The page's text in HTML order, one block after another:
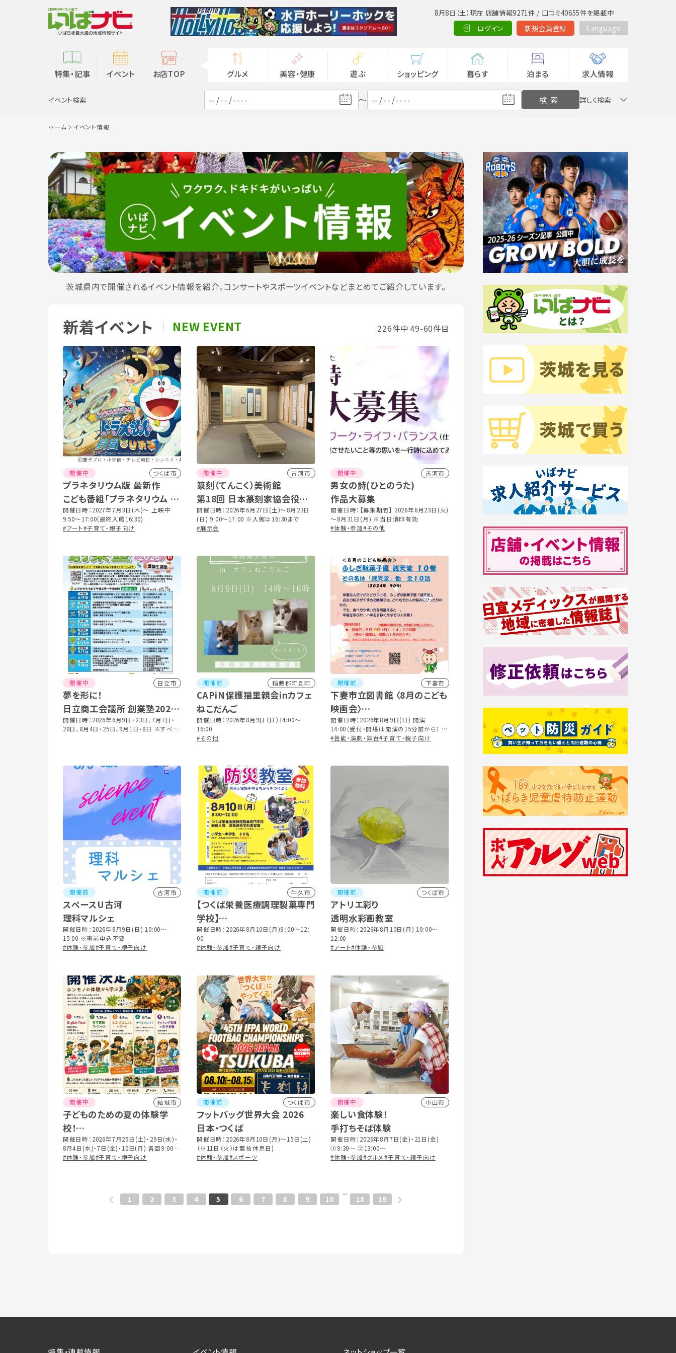
8月8日（土）現在 店舗情報9271件 / 口コミ40655件を掲載中
ログイン
新規会員登録 Language
特集・記事 イベント お店TOP グルメ 美容・健康 遊ぶ ショッピング 暮らす 泊まる 求人情報
イベント検索 ～ 詳しく検索
ホーム イベント情報
茨城県内で開催されるイベント情報を紹介。コンサートやスポーツイベントなどまとめてご紹介しています。
新着イベント NEW EVENT 226件中 49-60件目
開催中 つくば市
プラネタリウム版 最新作
こども番組「プラネタリウム ド
ラえもん 時間のひみつ」
開催日時：2027年7月3日(木)～ 上映中
9:50～17:00(最終入館16:30)
#アート#子育て・親子向け
開催中 古河市
篆刻（てんこく）美術館
第18回 日本篆刻家協会役員
展
開催日時：2026年6月27日(土)～8月23日
(日) 9:00～17:00 ※入館は16:30まで
#展示会
開催中 古河市
男女の詩(ひとのうた)
作品大募集
開催日時：【募集期間】 2026年6月23日(火)
～8月31日(月) ※当日消印有効
#体験・参加#その他
開催中 日立市
夢を形に！
日立商工会議所 創業塾2026
受講生募集
開催日時：2026年6月9日・23日、7月7日・
28日、8月4日・25日、9月1日・8日 ※すべて
開催前 稲敷郡阿見町
CAPiN保護猫里親会inカフェ
ねこだんご
開催日時：2026年8月9日（日）14:00〜
16:00
#その他
開催前 下妻市
下妻市立図書館 〈8月のこども
映画会〉
ふしぎ駄菓子屋 銭天堂 10巻
その名は「銭天堂」他 全10話
開催日時：2026年8月9日(日) 開演
14:00（受付・開場は開演の15分前から） ※
上映時間 90分
#芸能・演劇・舞台#子育て・親子向け
開催前 古河市
スペースU古河
理科マルシェ
開催日時：2026年8月9日(日) 10:00～
15:00 ※事前申込不要
#体験・参加#子育て・親子向け
開催前 牛久市
【つくば栄養医療調理製菓専門
学校】
おやこ防災教室
開催日時：2026年8月10日(月)9：00～12：
00
#体験・参加#子育て・親子向け
開催前 つくば市
アトリエ彩り
透明水彩画教室
開催日時：2026年8月10日(月) 10:00～
12:00
#アート#体験・参加
開催中 結城市
子どものための夏の体験学
校！
～この夏だけの“ホンモノ体
験”がいっぱい！～
開催日時：2026年7月25日(土)・29日(水)・
8月4日(水)・7日(金)・10日(月) 各回9:00～
13:00予定 ※雨天中止：8/7(金) デイキャン
#体験・参加#子育て・親子向け
開催前 つくば市
フットバッグ世界大会 2026
日本・つくば
開催日時：2026年8月10日(月)〜15日(土)
（※11日（火）は競技休息日)
#体験・参加#スポーツ
開催中 小山市
楽しい食体験！
手打ちそば体験
開催日時：2026年8月7日(金)・21日(金)
①9:30～ ②13:00～
#体験・参加#グルメ#子育て・親子向け
1 2 3 4 5 6 7 8 9 10 18 19